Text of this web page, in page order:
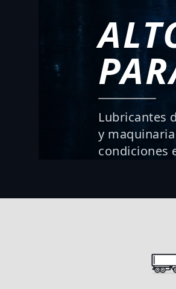
Lubricantes
y
condiciones